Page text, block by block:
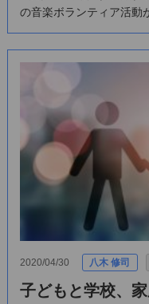
の音楽ボランティア活動
2020/04/30 八木 修司
子どもと学校、